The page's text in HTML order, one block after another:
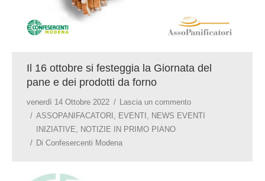
Il 16 ottobre si festeggia la Giornata del
pane e dei prodotti da forno
venerdì 14 Ottobre 2022
Lascia un commento
ASSOPANIFACATORI
EVENTI
NEWS EVENTI
INIZIATIVE
NOTIZIE IN PRIMO PIANO
Di Confesercenti Modena